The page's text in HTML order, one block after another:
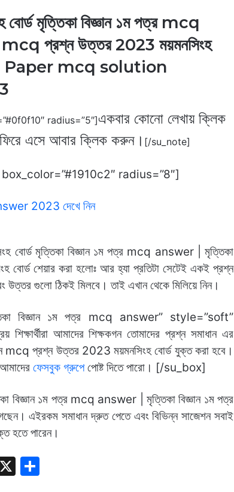
মৃত্তিকা বিজ্ঞান ১ম পত্র mcq
mcq প্রশ্ন উত্তর 2023 ময়মনসিংহ
Paper mcq solution
radius=”5″]একবার কোনো লেখায় ক্লিক
ফিরে এসে আবার ক্লিক করুন। [/su_note]
box_color=”#1910c2″ radius=”8″]
2023 দেখে নিন
বোর্ড মৃত্তিকা বিজ্ঞান ১ম পত্র mcq answer | মৃত্তিকা
শেয়ার করা হলোঃ আর হ্যা প্রতিটা সেটেই একই প্রশ্ন
উত্তর গুলো ঠিকই মিলবে। তাই এখান থেকে মিলিয়ে নিন।
বিজ্ঞান ১ম পত্র mcq answer” style=”soft”
আমাদের শিক্ষকগন তোমাদের প্রশ্ন সমাধান এর
mcq প্রশ্ন উত্তর 2023 ময়মনসিংহ বোর্ড যুক্ত করা হবে।
ফেসবুক গ্রুপেপোষ্ট দিতে পারো। [/su_box]
বিজ্ঞান ১ম পত্র mcq answer | মৃত্তিকা বিজ্ঞান ১ম পত্র
এইরকম সমাধান দ্রুত পেতে এবং বিভিন্ন সাজেশন সবাই
হতে পারেন।
X